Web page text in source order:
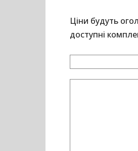
Ціни будуть
доступні